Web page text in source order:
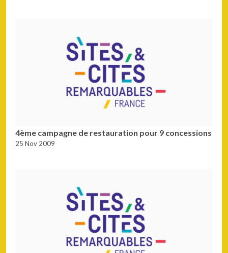
4ème campagne de restauration pour 9 concessions
25 Nov 2009